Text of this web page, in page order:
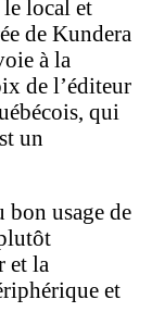
local et
de Kundera
à la
de l’éditeur
qui
un
usage de
et la
et